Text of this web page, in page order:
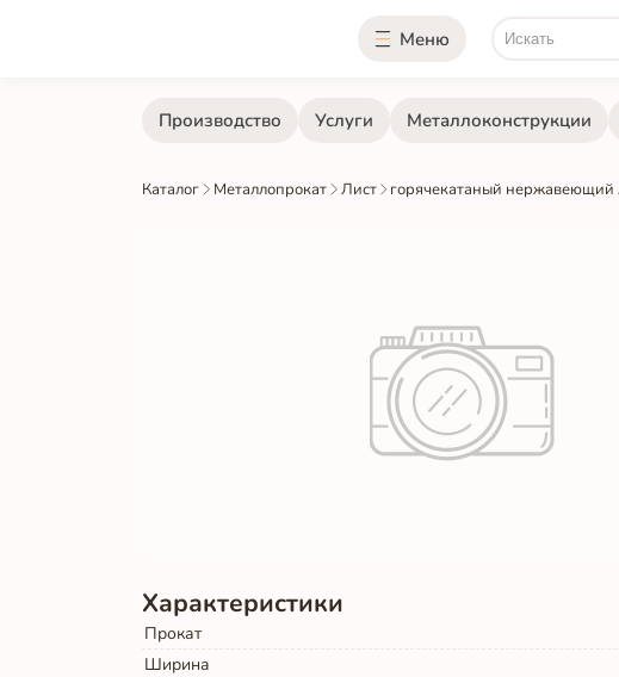
Меню
Производство Услуги Металлоконструкции
Каталог Металлопрокат Лист горячекатаный нержавеющий
Характеристики
Прокат
Ширина